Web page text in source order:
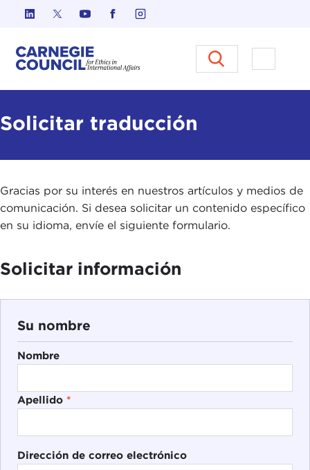
Ir al contenido
Carnegie Council sobre Ética
Abrir el
Solicitar traducción
Gracias por su interés en nuestros artículos y medios de
comunicación. Si desea solicitar un contenido específico
en su idioma, envíe el siguiente formulario.
Solicitar información
Su nombre
Nombre
Apellido *
Dirección de correo electrónico